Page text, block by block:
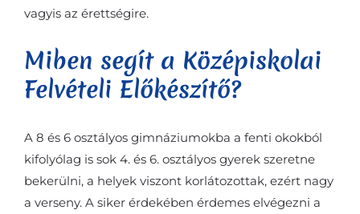
vagyis az érettségire.
Miben segít a Középiskolai
Felvételi Előkészítő?
A 8 és 6 osztályos gimnáziumokba a fenti okokból
kifolyólag is sok 4. és 6. osztályos gyerek szeretne
bekerülni, a helyek viszont korlátozottak, ezért nagy
a verseny. A siker érdekében érdemes elvégezni a